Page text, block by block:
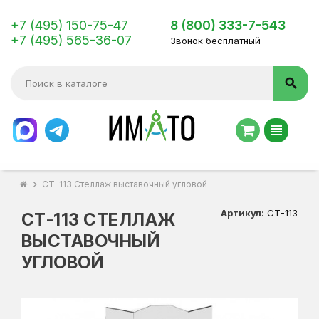
+7 (495) 150-75-47
+7 (495) 565-36-07
8 (800) 333-7-543
Звонок бесплатный
search
view_headline
chevron_right СТ-113 Стеллаж выставочный угловой
СТ-113 СТЕЛЛАЖ
ВЫСТАВОЧНЫЙ
УГЛОВОЙ
Артикул: СТ-113